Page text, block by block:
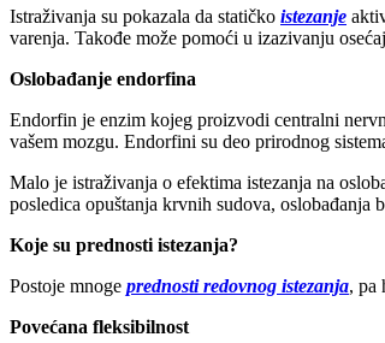
Istraživanja su pokazala da statičko istezanje
varenja. Takođe može pomoći u izazivanju
Oslobađanje endorfina
Endorfin je enzim kojeg proizvodi centralni
vašem mozgu. Endorfini su deo prirodnog
Malo je istraživanja o efektima istezanja na
posledica opuštanja krvnih sudova, oslobađanja
Koje su prednosti istezanja?
Postoje mnoge prednosti redovnog istezanja, pa
Povećana fleksibilnost